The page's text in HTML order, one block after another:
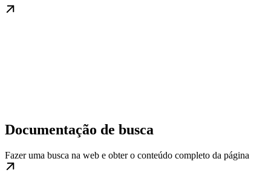
Documentação de busca
Fazer uma busca na web e obter o conteúdo completo da página